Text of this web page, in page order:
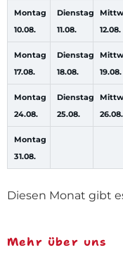
Montag
10.08.
Dienstag
11.08.
12.08.
Montag
17.08.
Dienstag
18.08.
19.08.
Montag
24.08.
Dienstag
25.08.
26.08.
Montag
31.08.
Diesen Monat gibt
Mehr über uns